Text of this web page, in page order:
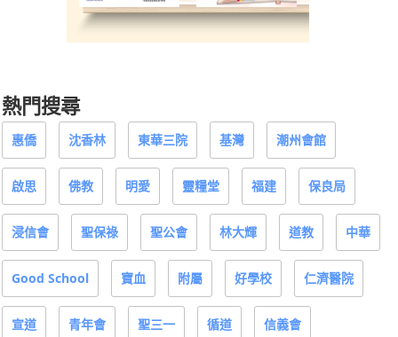
熱門搜尋
惠僑 沈香林 東華三院 基灣 潮州會館
啟思 佛教 明愛 靈糧堂 福建 保良局
浸信會 聖保祿 聖公會 林大輝 道教 中華
Good School 寶血 附屬 好學校 仁濟醫院
宣道 青年會 聖三一 循道 信義會